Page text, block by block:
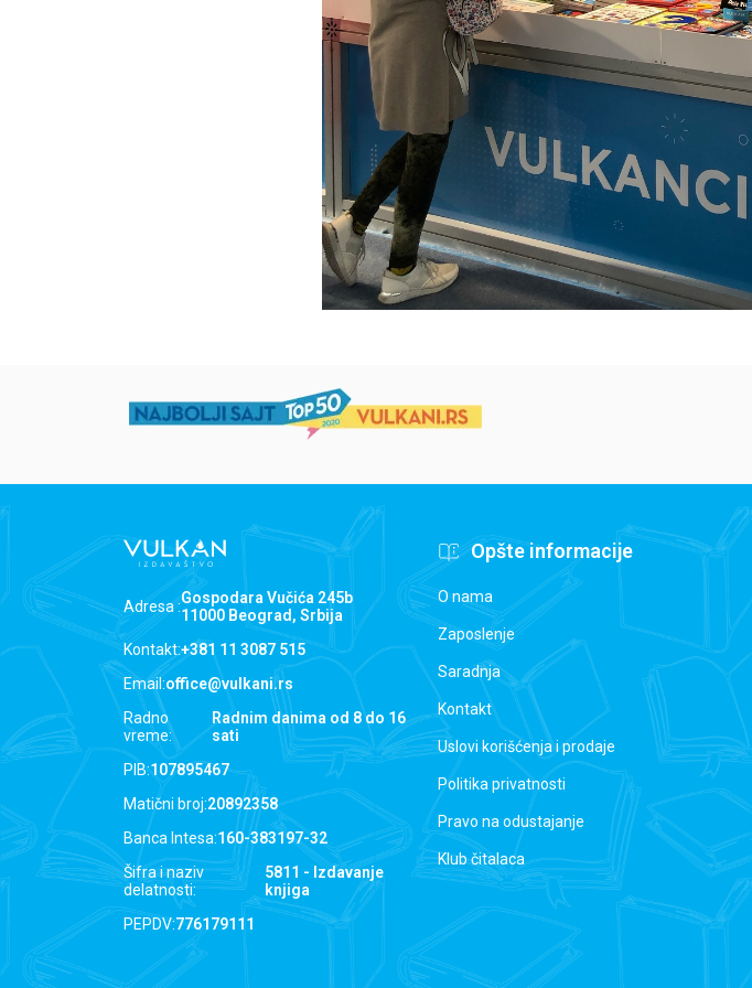
Adresa :Gospodara Vučića 245b
11000 Beograd, Srbija
Kontakt:+381 11 3087 515
Email:office@vulkani.rs
Radno
vreme:
Radnim danima od 8 do 16
sati
PIB:107895467
Matični broj:20892358
Banca Intesa:160-383197-32
Šifra i naziv
delatnosti:
5811 - Izdavanje
knjiga
PEPDV:776179111
Opšte informacije
O nama
Zaposlenje
Saradnja
Kontakt
Uslovi korišćenja i prodaje
Politika privatnosti
Pravo na odustajanje
Klub čitalaca